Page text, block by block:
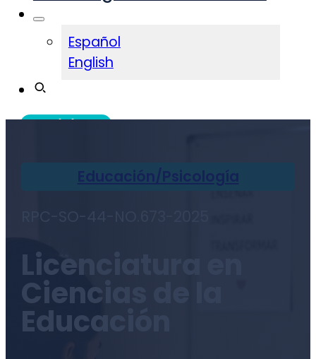
Español
English
Admisiones
Educación/Psicología
Licenciatura en
Ciencias de la
Educación